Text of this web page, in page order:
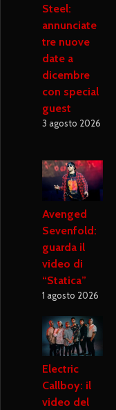
Steel:
annunciate
tre nuove
date a
dicembre
con special
guest
3 agosto 2026
Avenged
Sevenfold:
guarda il
video di
“Statica”
1 agosto 2026
Electric
Callboy: il
video del